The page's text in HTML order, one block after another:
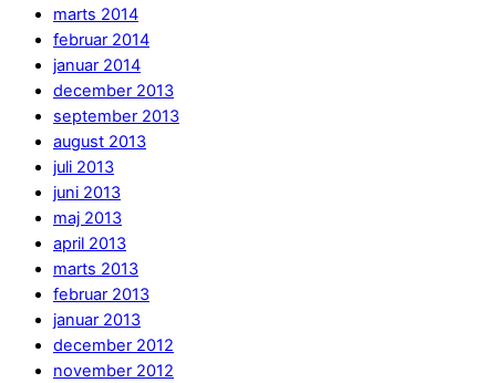
marts 2014
februar 2014
januar 2014
december 2013
september 2013
august 2013
juli 2013
juni 2013
maj 2013
april 2013
marts 2013
februar 2013
januar 2013
december 2012
november 2012